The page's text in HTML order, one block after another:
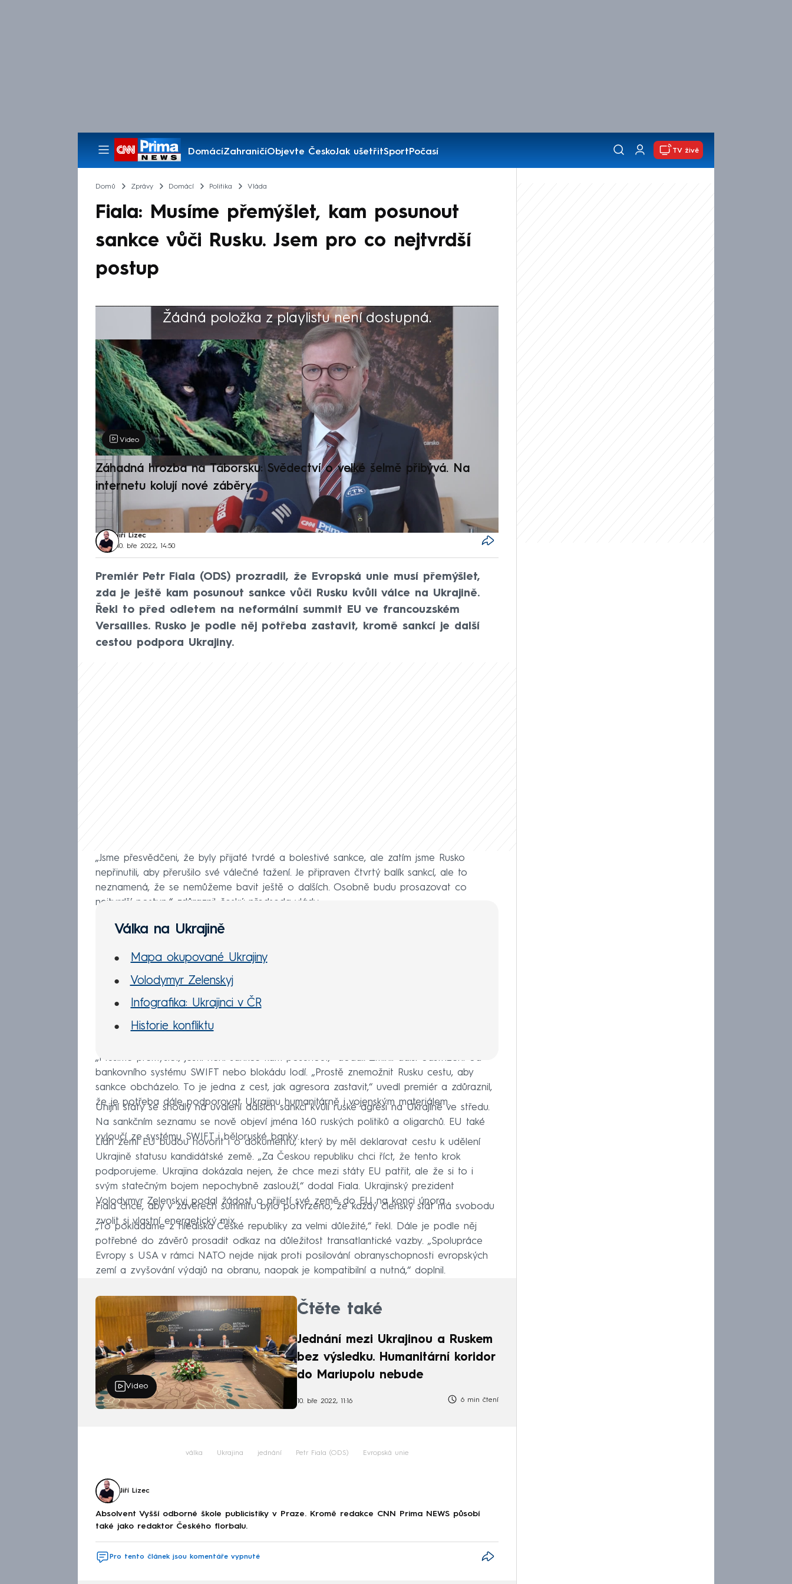
DomácíZahraničíObjevte ČeskoJak ušetřitSportPočasí
Pořady
TV živě
Domů Zprávy Domácí Politika Vláda
Fiala: Musíme přemýšlet, kam posunout
sankce vůči Rusku. Jsem pro co nejtvrdší
postup
Žádná položka z playlistu není dostupná.
Výběr redakce
Video
Záhadná hrozba na Táborsku: Svědectví o velké šelmě přibývá. Na
internetu kolují nové záběry
Jiří Lizec
10. bře 2022, 14:50
Premiér Petr Fiala (ODS) prozradil, že Evropská unie musí přemýšlet,
zda je ještě kam posunout sankce vůči Rusku kvůli válce na Ukrajině.
Řekl to před odletem na neformální summit EU ve francouzském
Versailles. Rusko je podle něj potřeba zastavit, kromě sankcí je další
cestou podpora Ukrajiny.
„Jsme přesvědčeni, že byly přijaté tvrdé a bolestivé sankce, ale zatím jsme Rusko
nepřinutili, aby přerušilo své válečné tažení. Je připraven čtvrtý balík sankcí, ale to
neznamená, že se nemůžeme bavit ještě o dalších. Osobně budu prosazovat co
nejtvrdší postup,“ zdůraznil český předseda vlády.
Válka na Ukrajině
Mapa okupované Ukrajiny
Volodymyr Zelenskyj
Infografika: Ukrajinci v ČR
Historie konfliktu
„Musíme přemýšlet, jestli není sankce kam posunout,“ dodal. Zmínil další odstřižení od
bankovního systému SWIFT nebo blokádu lodí. „Prostě znemožnit Rusku cestu, aby
sankce obcházelo. To je jedna z cest, jak agresora zastavit,“ uvedl premiér a zdůraznil,
že je potřeba dále podporovat Ukrajinu humanitárně i vojenským materiálem.
Unijní státy se shodly na uvalení dalších sankcí kvůli ruské agresi na Ukrajině ve středu.
Na sankčním seznamu se nově objeví jména 160 ruských politiků a oligarchů. EU také
vyloučí ze systému SWIFT i běloruské banky.
Lídři zemí EU budou hovořit i o dokumentu, který by měl deklarovat cestu k udělení
Ukrajině statusu kandidátské země. „Za Českou republiku chci říct, že tento krok
podporujeme. Ukrajina dokázala nejen, že chce mezi státy EU patřit, ale že si to i
svým statečným bojem nepochybně zaslouží,“ dodal Fiala. Ukrajinský prezident
Volodymyr Zelenskyj podal žádost o přijetí své země do EU na konci února.
Fiala chce, aby v závěrech summitu bylo potvrzeno, že každý členský stát má svobodu
zvolit si vlastní energetický mix.
„To pokládáme z hlediska České republiky za velmi důležité,“ řekl. Dále je podle něj
potřebné do závěrů prosadit odkaz na důležitost transatlantické vazby. „Spolupráce
Evropy s USA v rámci NATO nejde nijak proti posilování obranyschopnosti evropských
zemí a zvyšování výdajů na obranu, naopak je kompatibilní a nutná,“ doplnil.
Video
Čtěte také
Jednání mezi Ukrajinou a Ruskem
bez výsledku. Humanitární koridor
do Mariupolu nebude
10. bře 2022, 11:16 6 min čtení
válka Ukrajina jednání Petr Fiala (ODS) Evropská unie
Jiří Lizec
Absolvent Vyšší odborné škole publicistiky v Praze. Kromě redakce CNN Prima NEWS působí
také jako redaktor Českého florbalu.
Pro tento článek jsou komentáře vypnuté